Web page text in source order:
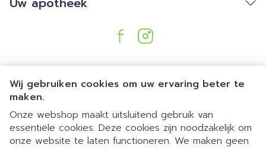
Wij gebruiken cookies om uw ervaring beter te
maken.
Onze webshop maakt uitsluitend gebruik van
essentiële cookies. Deze cookies zijn noodzakelijk om
onze website te laten functioneren. We maken geen
Juridische links